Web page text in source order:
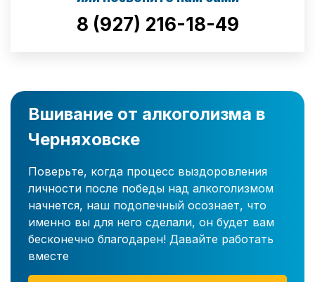
8 (927) 216-18-49
Вшивание от алкоголизма в
Черняховске
Поверьте, когда процесс выздоровления
личности после победы над алкоголизмом
начнется, наш подопечный осознает, что
именно вы для него сделали, он будет вам
бесконечно благодарен! Давайте работать
вместе